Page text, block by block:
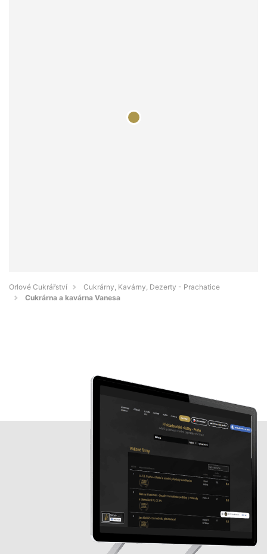
Orlové Cukrářství
Cukrárny, Kavárny, Dezerty - Prachatice
Cukrárna a kavárna Vanesa